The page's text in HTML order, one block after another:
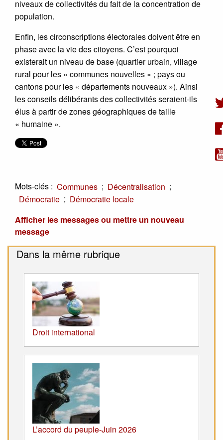
niveaux de collectivités du fait de la concentration de
population.
Enfin, les circonscriptions électorales doivent être en
phase avec la vie des citoyens. C’est pourquoi
existerait un niveau de base (quartier urbain, village
rural pour les « communes nouvelles » ; pays ou
cantons pour les « départements nouveaux »). Ainsi
les conseils délibérants des collectivités seraient-ils
élus à partir de zones géographiques de taille
« humaine ».
Mots-clés : Communes ; Décentralisation ;
Démocratie ; Démocratie locale
Afficher les messages ou mettre un nouveau
message
Dans la même rubrique
Droit international
L’accord du peuple-Juin 2026